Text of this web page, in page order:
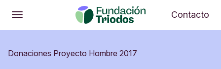
Abrir
Menú principal
Abrir
Contacto
Donaciones Proyecto Hombre 2017